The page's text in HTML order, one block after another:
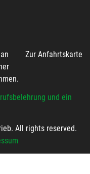
Zur Anfahrtskarte
und ein
All rights reserved.